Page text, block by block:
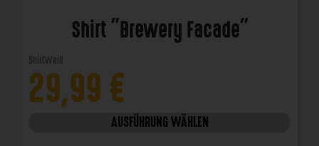
Shirt "Brewery Facade"
29,99 €
AUSFÜHRUNG WÄHLEN